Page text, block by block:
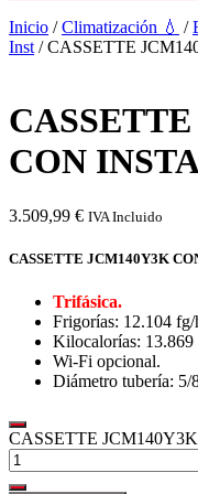
Inicio /Climatización 💧 /
Inst / CASSETTE
CON
3.509,99 € IVA Incluido
CASSETTE JCM140Y3K
Trifásica.
Frigorías: 12.104 fg/
Kilocalorías: 13.869
Wi-Fi opcional.
Diámetro tubería: 5/
CASSETTE